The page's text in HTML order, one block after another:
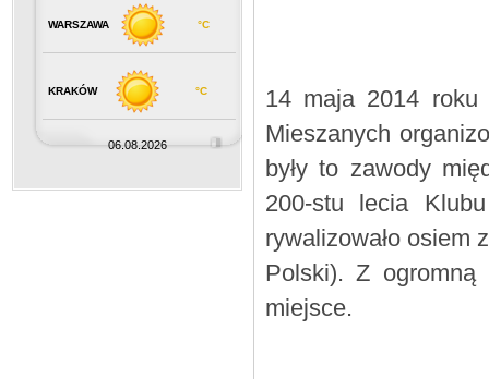
14 maja 2014 roku
Mieszanych
były to zawody
200-stu lecia
rywalizowało osiem
Polski). Z ogromną
miejsce.
WARSZAWA °C
KRAKÓW °C
06.08.2026